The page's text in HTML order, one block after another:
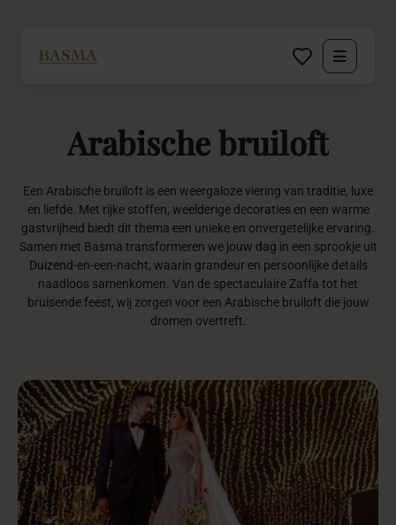
Zakelijk
Decoratie huren
Inspiratie
Over BASMA
Arabischebruiloft
Een Arabische bruiloft is een weergaloze viering van traditie, luxe
en liefde. Met rijke stoffen, weelderige decoraties en een warme
gastvrijheid biedt dit thema een unieke en onvergetelijke ervaring.
Samen met Basma transformeren we jouw dag in een sprookje uit
Duizend-en-een-nacht, waarin grandeur en persoonlijke details
naadloos samenkomen. Van de spectaculaire Zaffa tot het
bruisende feest, wij zorgen voor een Arabische bruiloft die jouw
dromen overtreft.